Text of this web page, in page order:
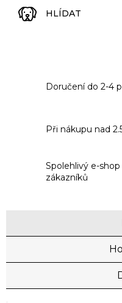
HLÍDAT
Doručení do 2-4
Při nákupu nad
Spolehlivý e-
zákazníků